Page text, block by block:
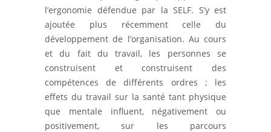
l’ergonomie défendue par la SELF. S’y est
ajoutée plus récemment celle du
développement de l’organisation. Au cours
et du fait du travail, les personnes se
construisent et construisent des
compétences de différents ordres ; les
effets du travail sur la santé tant physique
que mentale influent, négativement ou
positivement, sur les parcours